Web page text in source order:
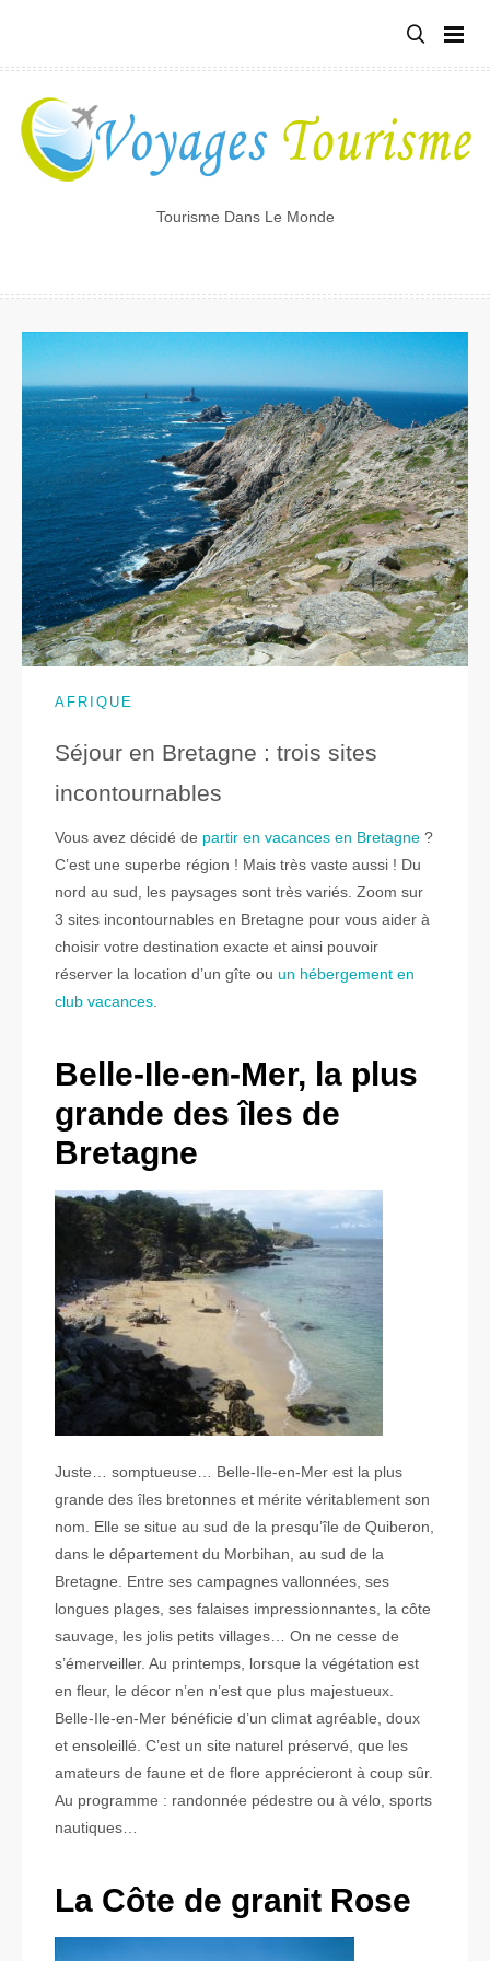
Tourisme Dans Le Monde
AFRIQUE
Séjour en Bretagne : trois sites
incontournables
Vous avez décidé de partir en vacances en Bretagne ?
C’est une superbe région ! Mais très vaste aussi ! Du
nord au sud, les paysages sont très variés. Zoom sur
3 sites incontournables en Bretagne pour vous aider à
choisir votre destination exacte et ainsi pouvoir
réserver la location d’un gîte ou un hébergement en
club vacances
Belle-Ile-en-Mer, la plus
grande des îles de
Bretagne
Juste… somptueuse… Belle-Ile-en-Mer est la plus
grande des îles bretonnes et mérite véritablement son
nom. Elle se situe au sud de la presqu’île de Quiberon,
dans le département du Morbihan, au sud de la
Bretagne. Entre ses campagnes vallonnées, ses
longues plages, ses falaises impressionnantes, la côte
sauvage, les jolis petits villages… On ne cesse de
s’émerveiller. Au printemps, lorsque la végétation est
en fleur, le décor n’en n’est que plus majestueux.
Belle-Ile-en-Mer bénéficie d’un climat agréable, doux
et ensoleillé. C’est un site naturel préservé, que les
amateurs de faune et de flore apprécieront à coup sûr.
Au programme : randonnée pédestre ou à vélo, sports
nautiques…
La Côte de granit Rose